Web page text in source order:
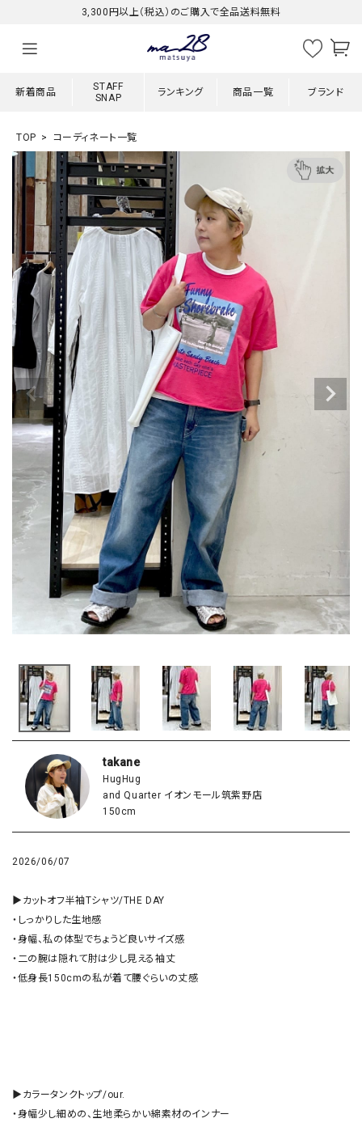
3,300円以上（税込）のご購入で全品送料無料
新着商品
STAFF
SNAP
ランキング 商品一覧 ブランド
TOP コーディネート一覧
takane
HugHug
and Quarter イオンモール筑紫野店
150cm
2026/06/07
▶︎カットオフ半袖Tシャツ/THE DAY
・しっかりした生地感
・身幅、私の体型でちょうど良いサイズ感
・二の腕は隠れて肘は少し見える袖丈
・低身長150cmの私が着て腰ぐらいの丈感
▶︎カラータンクトップ/our.
・身幅少し細めの、生地柔らかい綿素材のインナー